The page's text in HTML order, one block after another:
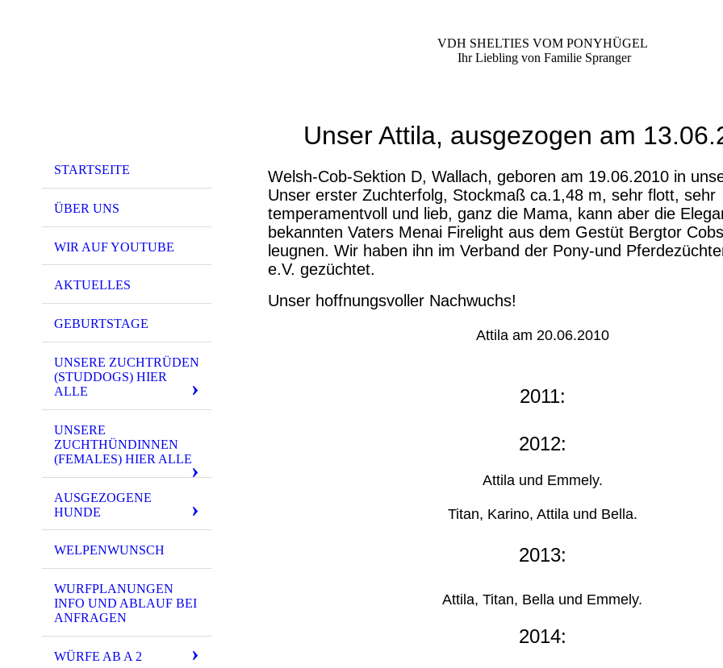
STARTSEITE
ÜBER UNS
WIR AUF YOUTUBE
AKTUELLES
GEBURTSTAGE
UNSERE ZUCHTRÜDEN
(STUDDOGS) HIER
ALLE
UNSERE
ZUCHTHÜNDINNEN
(FEMALES) HIER ALLE
AUSGEZOGENE
HUNDE
WELPENWUNSCH
WURFPLANUNGEN
INFO UND ABLAUF BEI
ANFRAGEN
WÜRFE AB A 2
VDH SHELTIES VOM PONYHÜGEL
Ihr Liebling von Familie Spranger
Unser Attila, ausgezogen am
Welsh-Cob-Sektion D, Wallach, geboren am 19.06.2010 in
Unser erster Zuchterfolg, Stockmaß ca.1,48 m, sehr flott, sehr
temperamentvoll und lieb, ganz die Mama, kann aber die
bekannten Vaters Menai Firelight aus dem Gestüt Bergtor
leugnen. Wir haben ihn im Verband der Pony-und
e.V. gezüchtet.
Unser hoffnungsvoller Nachwuchs!
Attila am 20.06.2010
2011:
2012:
Attila und Emmely.
Titan, Karino, Attila und Bella.
2013:
Attila, Titan, Bella und Emmely.
2014: